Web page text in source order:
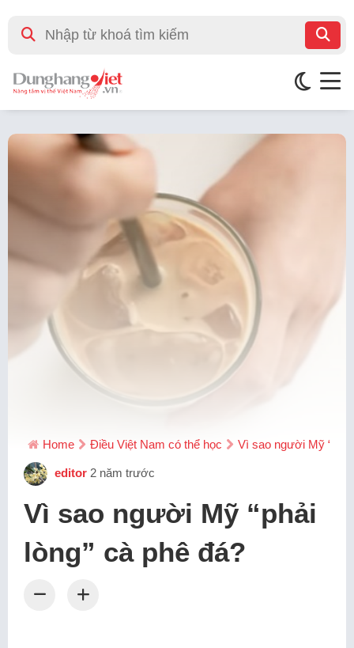
Home Điều Việt Nam có thể học Vì sao người Mỹ
editor 2 năm trước
Vì sao người Mỹ “phải
lòng” cà phê đá?